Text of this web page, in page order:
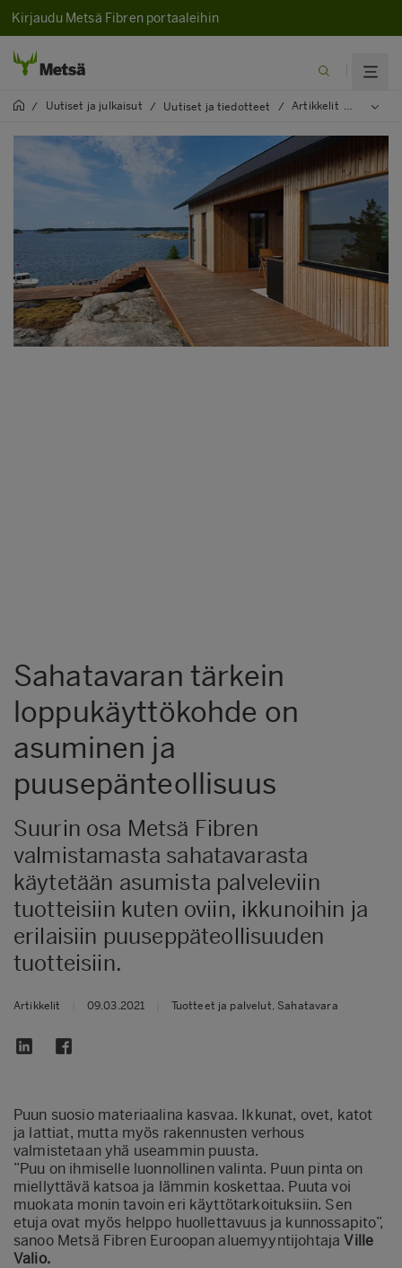
Kirjaudu Metsä Fibren portaaleihin
/ Uutiset ja julkaisut / Uutiset ja tiedotteet / Artikkelit / 2021
Sahatavaran tärkein
loppukäyttökohde on
asuminen ja
puusepänteollisuus
​Suurin osa Metsä Fibren
valmistamasta sahatavarasta
käytetään asumista palveleviin
tuotteisiin kuten oviin, ikkunoihin ja
erilaisiin puuseppäteollisuuden
tuotteisiin.
Artikkelit 09.03.2021 Tuotteet ja palvelut, Sahatavara
Puun suosio materiaalina kasvaa. Ikkunat, ovet, katot
ja lattiat, mutta myös rakennusten verhous
valmistetaan yhä useammin puusta.
”Puu on ihmiselle luonnollinen valinta. Puun pinta on
miellyttävä katsoa ja lämmin koskettaa. Puuta voi
muokata monin tavoin eri käyttötarkoituksiin. Sen
etuja ovat myös helppo huollettavuus ja kunnossapito”,
sanoo Metsä Fibren Euroopan aluemyyntijohtajaVille
Valio.